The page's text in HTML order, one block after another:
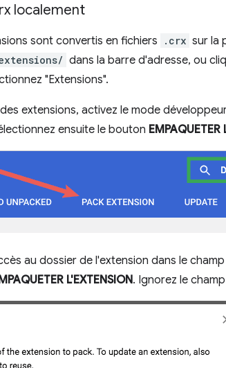
localement
sont convertis en fichiers .crx sur la
dans la barre d'adresse, ou
"Extensions".
extensions, activez le mode
ensuite le bouton EMPAQUETER
au dossier de l'extension dans le
L'EXTENSION. Ignorez le champ